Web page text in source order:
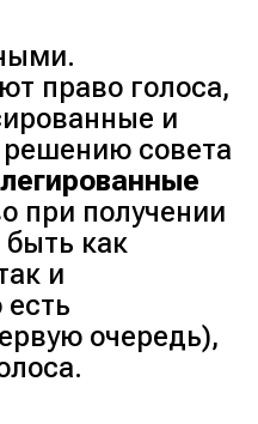
право голоса,
и
совета
при получении
как
и
очередь),